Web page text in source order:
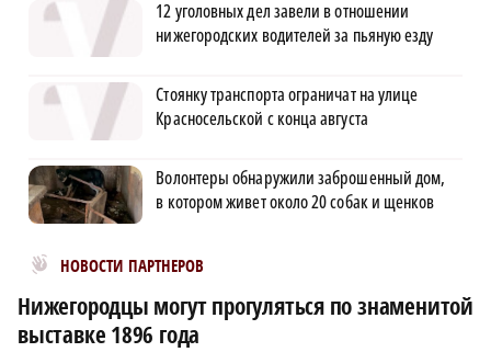
12 уголовных дел завели в отношении
нижегородских водителей за пьяную езду
Стоянку транспорта ограничат на улице
Красносельской с конца августа
Волонтеры обнаружили заброшенный дом,
в котором живет около 20 собак и щенков
НОВОСТИ ПАРТНЕРОВ
Новости МирТесен
Нижегородцы могут прогуляться по знаменитой
выставке 1896 года